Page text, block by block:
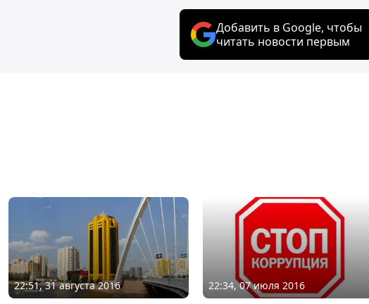
Добавить в Google, чтобы
читать новости первым
22:51, 31 августа 2016 22:34, 07 июля 2016